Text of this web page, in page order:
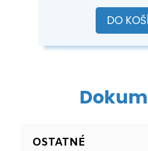
DO
OSTATNÉ